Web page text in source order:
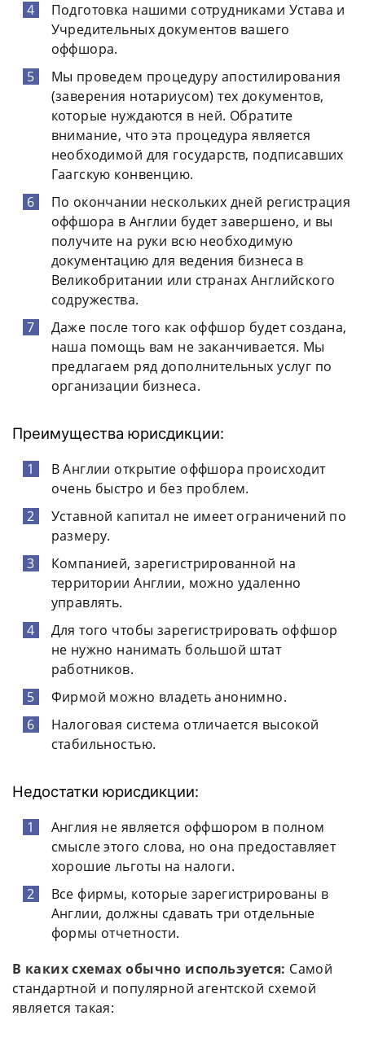
Подготовка нашими сотрудниками Устава и
Учредительных документов вашего
оффшора.
Мы проведем процедуру апостилирования
(заверения нотариусом) тех документов,
которые нуждаются в ней. Обратите
внимание, что эта процедура является
необходимой для государств, подписавших
Гаагскую конвенцию.
По окончании нескольких дней регистрация
оффшора в Англии будет завершено, и вы
получите на руки всю необходимую
документацию для ведения бизнеса в
Великобритании или странах Английского
содружества.
Даже после того как оффшор будет создана,
наша помощь вам не заканчивается. Мы
предлагаем ряд дополнительных услуг по
организации бизнеса.
Преимущества юрисдикции:
В Англии открытие оффшора происходит
очень быстро и без проблем.
Уставной капитал не имеет ограничений по
размеру.
Компанией, зарегистрированной на
территории Англии, можно удаленно
управлять.
Для того чтобы зарегистрировать оффшор
не нужно нанимать большой штат
работников.
Фирмой можно владеть анонимно.
Налоговая система отличается высокой
стабильностью.
Недостатки юрисдикции:
Англия не является оффшором в полном
смысле этого слова, но она предоставляет
хорошие льготы на налоги.
Все фирмы, которые зарегистрированы в
Англии, должны сдавать три отдельные
формы отчетности.
В каких схемах обычно используется: Самой
стандартной и популярной агентской схемой
является такая: